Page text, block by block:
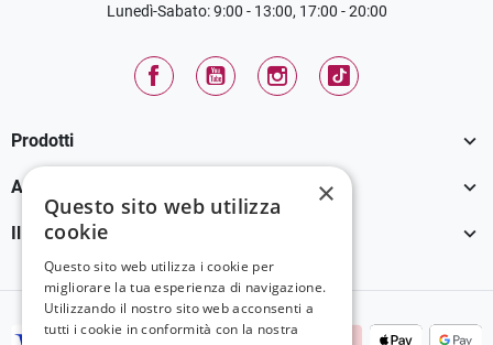
Lunedì-Sabato: 9:00 - 13:00, 17:00 - 20:00
FacebookYouTube InstagramTikTok
Prodotti 
Assistenza Clienti 
Il tuo account 
×
Questo sito web utilizza
cookie
Questo sito web utilizza i cookie per
migliorare la tua esperienza di navigazione.
Utilizzando il nostro sito web acconsenti a
tutti i cookie in conformità con la nostra